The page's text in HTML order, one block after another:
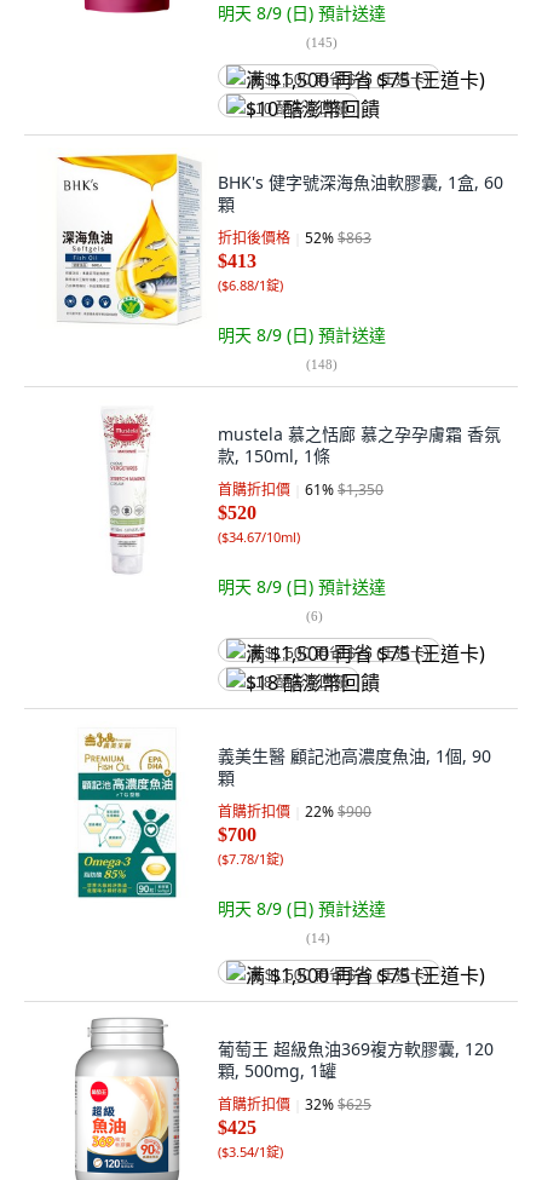
明天 8/9 (日) 預計送達
(145)
满 $1,500 再省 $75 (王道卡)
$10 酷澎幣回饋
BHK's 健字號深海魚油軟膠囊, 1盒, 60
顆
折扣後價格 52%$863
$413
($6.88/1錠)
明天 8/9 (日) 預計送達
(148)
mustela 慕之恬廊 慕之孕孕膚霜 香氛
款, 150ml, 1條
首購折扣價 61%$1,350
$520
($34.67/10ml)
明天 8/9 (日) 預計送達
(6)
满 $1,500 再省 $75 (王道卡)
$18 酷澎幣回饋
義美生醫 顧記池高濃度魚油, 1個, 90
顆
首購折扣價 22%$900
$700
($7.78/1錠)
明天 8/9 (日) 預計送達
(14)
满 $1,500 再省 $75 (王道卡)
葡萄王 超級魚油369複方軟膠囊, 120
顆, 500mg, 1罐
首購折扣價 32%$625
$425
($3.54/1錠)